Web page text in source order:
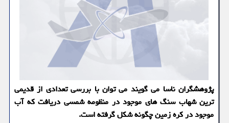
پژوهشگران ناسا می گویند می توان با بررسی تعدادی از قدیمی
ترین شهاب سنگ های موجود در منظومه شمسی دریافت که آب
موجود در کره زمین چگونه شکل گرفته است.